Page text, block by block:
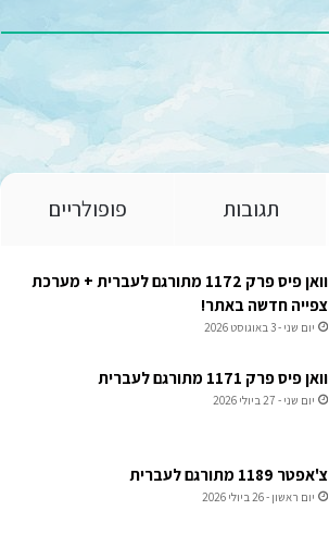
תגובות פופולריים
וואן פיס פרק 1172 מתורגם לעברית + מערכת
צפייה חדשה באתר!
יום שני - 3 באוגוסט 2026
וואן פיס פרק 1171 מתורגם לעברית
יום שני - 27 ביולי 2026
צ'אפטר 1189 מתורגם לעברית
יום ראשון - 26 ביולי 2026